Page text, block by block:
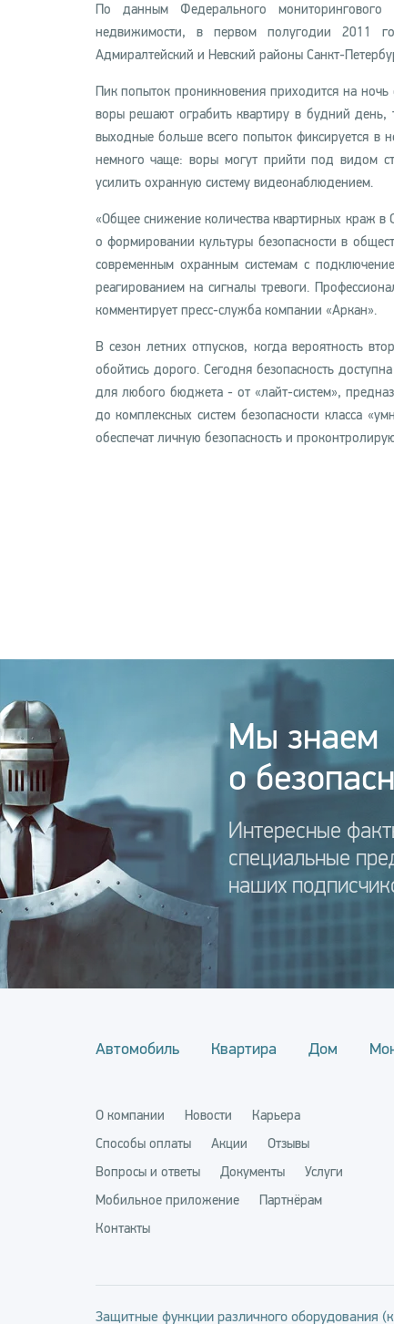
По данным Федерального
недвижимости, в первом полугодии 2011
Адмиралтейский и Невский районы Санкт-
Пик попыток проникновения приходится на
воры решают ограбить квартиру в будний
выходные больше всего попыток фиксируется
немного чаще: воры могут прийти под видом
усилить охранную систему видеонаблюдением.
«Общее снижение количества квартирных краж в
о формировании культуры безопасности в
современным охранным системам с
реагированием на сигналы тревоги.
комментирует пресс-служба компании «Аркан».
В сезон летних отпусков, когда вероятность
обойтись дорого. Сегодня безопасность
для любого бюджета - от «лайт-систем»,
до комплексных систем безопасности класса
обеспечат личную безопасность и
Мы знаем
о
Интересные
специальные
наших
Автомобиль Квартира Дом
О компании Новости
Карьера
Способы оплаты
Акции
Отзывы
Вопросы и ответы
Документы
Услуги
Мобильное приложение
Партнёрам
Контакты
Защитные функции различного оборудования